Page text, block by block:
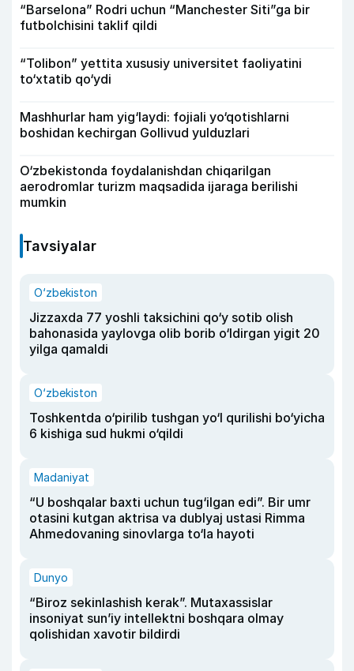
“Barselona” Rodri uchun “Manchester Siti”ga bir
futbolchisini taklif qildi
“Tolibon” yettita xususiy universitet faoliyatini
to‘xtatib qo‘ydi
Mashhurlar ham yig‘laydi: fojiali yo‘qotishlarni
boshidan kechirgan Gollivud yulduzlari
O‘zbekistonda foydalanishdan chiqarilgan
aerodromlar turizm maqsadida ijaraga berilishi
mumkin
Tavsiyalar
O‘zbekiston
Jizzaxda 77 yoshli taksichini qo‘y sotib olish
bahonasida yaylovga olib borib o‘ldirgan yigit 20
yilga qamaldi
O‘zbekiston
Toshkentda o‘pirilib tushgan yo‘l qurilishi bo‘yicha
6 kishiga sud hukmi o‘qildi
Madaniyat
“U boshqalar baxti uchun tug‘ilgan edi”. Bir umr
otasini kutgan aktrisa va dublyaj ustasi Rimma
Ahmedovaning sinovlarga to‘la hayoti
Dunyo
“Biroz sekinlashish kerak”. Mutaxassislar
insoniyat sun’iy intellektni boshqara olmay
qolishidan xavotir bildirdi